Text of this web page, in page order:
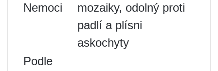
Nemoci
mozaiky, odolný proti
padlí a plísni
askochyty
Podle